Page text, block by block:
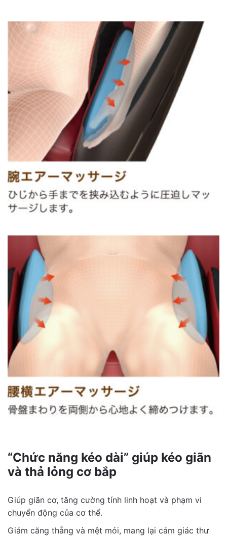
“Chức năng kéo dài” giúp kéo giãn
và thả lỏng cơ bắp
Giúp giãn cơ, tăng cường tính linh hoạt và phạm vi
chuyển động của cơ thể.
Giảm căng thẳng và mệt mỏi, mang lại cảm giác thư